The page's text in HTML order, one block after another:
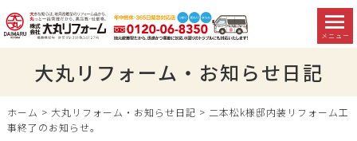
メニュー
大丸リフォーム・お知らせ日記
ホーム > 大丸リフォーム・お知らせ日記 > 二本松k様邸内装リフォーム工
事終了のお知らせ。